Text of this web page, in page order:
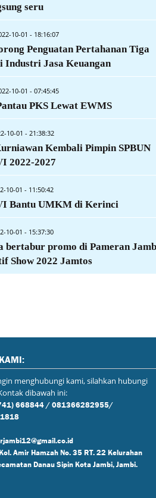
seru
10-01 - 18:16:07
Penguatan Pertahanan Tiga
Industri Jasa Keuangan
10-01 - 07:45:45
PKS Lewat EWMS
10-01 - 21:38:32
Kembali Pimpin SPBUN
2022-2027
10-01 - 11:50:42
Bantu UMKM di Kerinci
10-01 - 15:37:30
bertabur promo di Pameran
Show 2022 Jamtos
menghubungi kami, silahkan hubungi
dibawah ini:
668844 / 081366282955/
Amir Hamzah No. 35 RT. 22 Kelurahan
Danau Sipin Kota Jambi, Jambi.